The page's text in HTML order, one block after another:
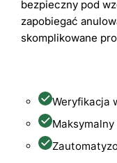
bezpieczny pod
zapobiegać
skomplikowane
Weryfikacja